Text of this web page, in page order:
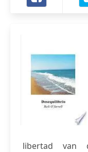
libertad van